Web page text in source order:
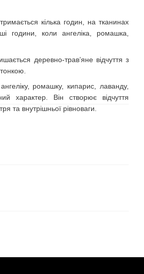
кілька годин, на тканинах
години, коли ангеліка, ромашка,
деревно-трав’яне відчуття з
ромашку, кипарис, лаванду,
характер. Він створює відчуття
та внутрішньої рівноваги.